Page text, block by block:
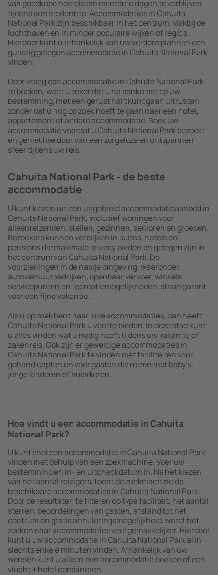
van goedkope hostels om meerdere dagen te verblijven
tijdens een stedentrip. Accommodaties in Cahuita
National Park zijn beschikbaar in het centrum, vlakbij de
luchthaven en in minder populaire wijken of regio's.
Hierdoor kunt u afhankelijk van uw verdere plannen een
gunstig gelegen accommodatie in Cahuita National Park
vinden.
Door vroeg een accommodatie in Cahuita National Park
te boeken, weet u zeker dat u na aankomst op uw
bestemming, met een gerust hart kunt gaan uitrusten
zonder dat u nog op zoek hoeft te gaan naar een hotel,
appartement of andere accommodatie. Boek uw
accommodatie voordat u Cahuita National Park bezoekt
en geniet hierdoor van een zorgeloze en ontspannen
sfeer tijdens uw reis.
Cahuita National Park - de beste
accommodatie
U kunt kiezen uit een uitgebreid accommodatieaanbod in
Cahuita National Park, inclusief woningen voor
alleenreizenden, stellen, gezinnen, senioren en groepen.
Bezoekers kunnen verblijven in suites, hotels en
pensions die maximale privacy bieden en gelegen zijn in
het centrum van Cahuita National Park. De
voorzieningen in de nabije omgeving, waaronder
autoverhuurbedrijven, openbaar vervoer, winkels,
servicepunten en recreatiemogelijkheden, staan garant
voor een fijne vakantie.
Als u op zoek bent naar luxe accommodaties, dan heeft
Cahuita National Park u veel te bieden. In deze stad kunt
u alles vinden wat u nodig heeft tijdens uw vakantie of
zakenreis. Ook zijn er geweldige accommodaties in
Cahuita National Park te vinden met faciliteiten voor
gehandicapten en voor gasten die reizen met baby’s,
jonge kinderen of huisdieren.
Hoe vindt u een accommodatie in Cahuita
National Park?
U kunt snel een accommodatie in Cahuita National Park
vinden met behulp van een zoekmachine. Voer uw
bestemming en in- en uitcheckdatum in. Na het kiezen
van het aantal reizigers, toont de zoekmachine de
beschikbare accommodaties in Cahuita National Park.
Door de resultaten te filteren op type faciliteit, het aantal
sterren, beoordelingen van gasten, afstand tot het
centrum en gratis annuleringsmogelijkheid, wordt het
zoeken naar accommodaties veel gemakkelijker. Hierdoor
kunt u uw accommodatie in Cahuita National Park al in
slechts enkele minuten vinden. Afhankelijk van uw
wensen kunt u alleen een accommodatie boeken of een
vlucht + hotel combineren.